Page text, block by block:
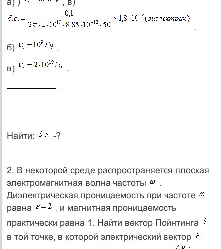
.
б) ,
в) .
Найти: -?
2. В некоторой среде распространяется плоская
электромагнитная волна частоты
.
Диэлектрическая проницаемость при частоте
равна
, и магнитная проницаемость
практически равна 1. Найти вектор Пойнтинга
в той точке, в которой электрический вектор